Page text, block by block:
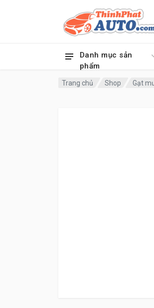
Danh mục sản
phẩm
Trang chủ Shop Gạt